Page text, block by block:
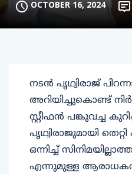
OCTOBER 16, 2024
നടന്‍ പൃഥ്വിരാജ്
അറിയിച്ചുകൊണ്ട്
സ്റ്റീഫന്‍ പങ്കുവച്ച
പൃഥ്വിരാജുമായി
ഒന്നിച്ച്
എന്നുമുള്ള